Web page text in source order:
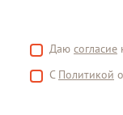
Даю согласие
С Политикой